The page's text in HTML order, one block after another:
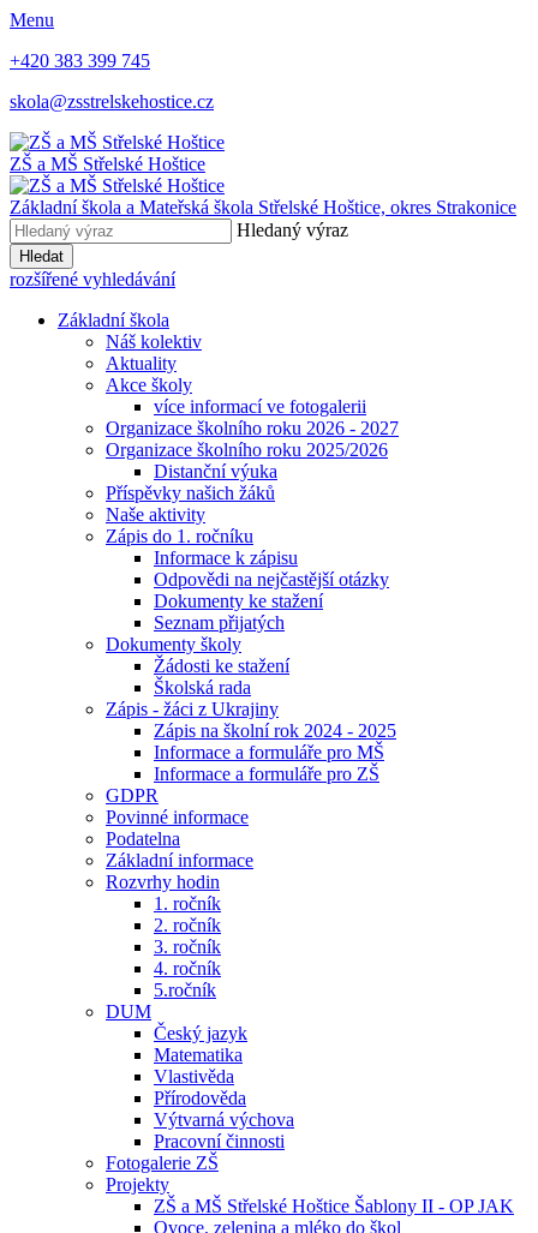
Menu
+420 383 399 745
skola@zsstrelskehostice.cz
ZŠ a MŠ Střelské Hoštice
Základní škola a Mateřská škola Střelské Hoštice, okres Strakonice
Hledaný výraz
Hledat
rozšířené vyhledávání
Základní škola
Náš kolektiv
Aktuality
Akce školy
více informací ve fotogalerii
Organizace školního roku 2026 - 2027
Organizace školního roku 2025/2026
Distanční výuka
Příspěvky našich žáků
Naše aktivity
Zápis do 1. ročníku
Informace k zápisu
Odpovědi na nejčastější otázky
Dokumenty ke stažení
Seznam přijatých
Dokumenty školy
Žádosti ke stažení
Školská rada
Zápis - žáci z Ukrajiny
Zápis na školní rok 2024 - 2025
Informace a formuláře pro MŠ
Informace a formuláře pro ZŠ
GDPR
Povinné informace
Podatelna
Základní informace
Rozvrhy hodin
1. ročník
2. ročník
3. ročník
4. ročník
5.ročník
DUM
Český jazyk
Matematika
Vlastivěda
Přírodověda
Výtvarná výchova
Pracovní činnosti
Fotogalerie ZŠ
Projekty
ZŠ a MŠ Střelské Hoštice Šablony II - OP JAK
Ovoce, zelenina a mléko do škol